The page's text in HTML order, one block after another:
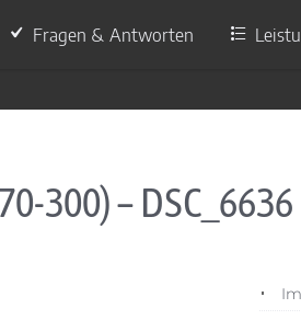
Fragen & Antworten
300) – DSC_6636